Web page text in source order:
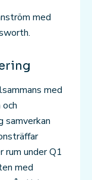
med
med
samverkan
under Q1
med